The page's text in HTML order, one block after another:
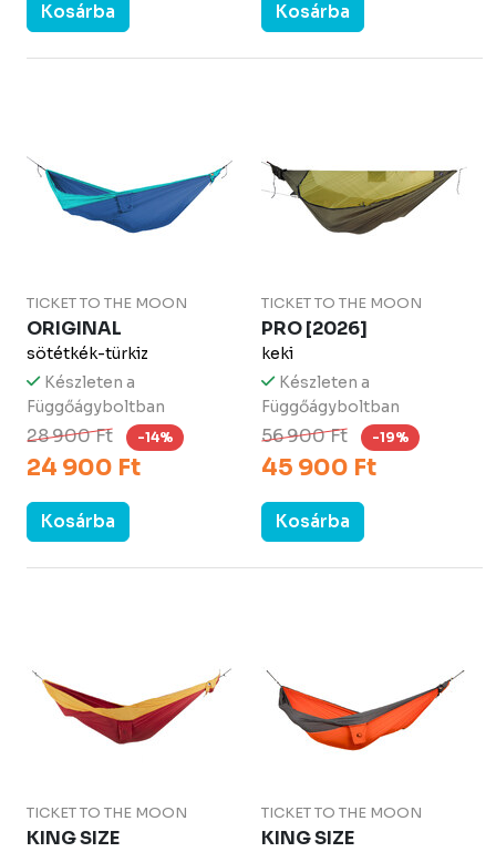
Kosárba Kosárba
TICKET TO THE MOON
ORIGINAL
sötétkék-türkiz
Készleten a
Függőágyboltban
28 900 Ft -14%
24 900 Ft
Kosárba
TICKET TO THE MOON
PRO [2026]
keki
Készleten a
Függőágyboltban
56 900 Ft -19%
45 900 Ft
Kosárba
TICKET TO THE MOON
KING SIZE
TICKET TO THE MOON
KING SIZE